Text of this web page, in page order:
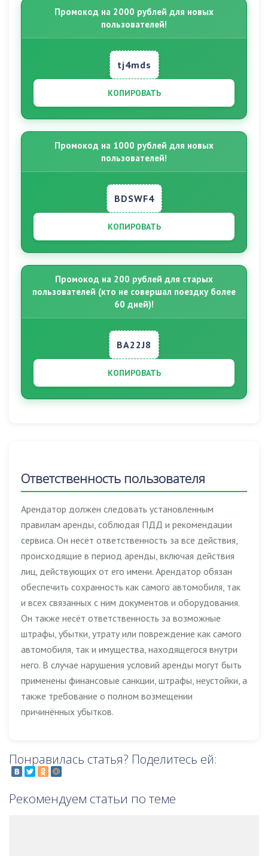
Промокод на 2000 рублей для новых
пользователей!
tj4mds
КОПИРОВАТЬ
Промокод на 1000 рублей для новых
пользователей!
BDSWF4
КОПИРОВАТЬ
Промокод на 200 рублей для старых
пользователей (кто не совершал поездку более
60 дней)!
BA22J8
КОПИРОВАТЬ
Ответственность пользователя
Арендатор должен следовать установленным
правилам аренды, соблюдая ПДД и рекомендации
сервиса. Он несёт ответственность за все действия,
происходящие в период аренды, включая действия
лиц, действующих от его имени. Арендатор обязан
обеспечить сохранность как самого автомобиля, так
и всех связанных с ним документов и оборудования.
Он также несёт ответственность за возможные
штрафы, убытки, утрату или повреждение как самого
автомобиля, так и имущества, находящегося внутри
него. В случае нарушения условий аренды могут быть
применены финансовые санкции, штрафы, неустойки, а
также требование о полном возмещении
причинённых убытков.
Понравилась статья? Поделитесь ей:
Рекомендуем статьи по теме